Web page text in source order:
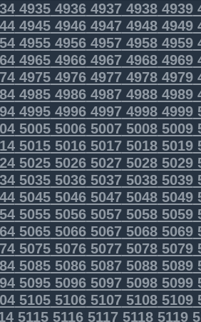
49354936493749384939
49454946494749484949
49554956495749584959
49654966496749684969
49754976497749784979
49854986498749884989
49954996499749984999
50055006500750085009
50155016501750185019
50255026502750285029
50355036503750385039
50455046504750485049
50555056505750585059
50655066506750685069
50755076507750785079
50855086508750885089
50955096509750985099
51055106510751085109
51155116511751185119